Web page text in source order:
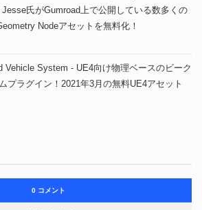
Jesse氏がGumroad上で公開している数多くの
Nodeアセットを無料化！
Vehicle System - UE4向け物理ベースのビーク
プラグイン！2021年3月の無料UE4アセット
0 コメント